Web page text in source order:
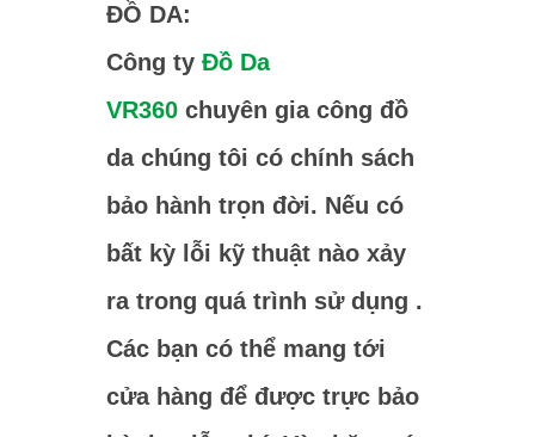
ĐỒ DA:
Công ty Đồ Da
VR360 chuyên gia công đồ
da chúng tôi có chính sách
bảo hành trọn đời. Nếu có
bất kỳ lỗi kỹ thuật nào xảy
ra trong quá trình sử dụng .
Các bạn có thể mang tới
cửa hàng để được trực bảo